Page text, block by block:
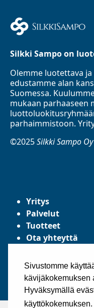
Sivustomme
kävijäkokemuksen
Hyväksymällä
käyttökokemuksen.
Silkki Sampo on
Olemme luotettava
edustamme alan
Suomessa.
mukaan parhaaseen
parhaimmistoon.
©2025Silkki Sampo Oy
Yritys
Palvelut
Tuotteet
Ota yhteyttä
Yleiset